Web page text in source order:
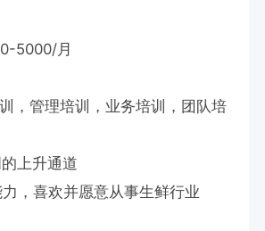
5000/月
，管理培训，业务培训，团队培
上升通道
，喜欢并愿意从事生鲜行业